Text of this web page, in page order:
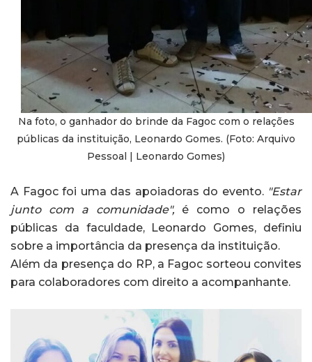
Na foto, o ganhador do brinde da Fagoc com o relações
públicas da instituição, Leonardo Gomes. (Foto: Arquivo
Pessoal | Leonardo Gomes)
A Fagoc foi uma das apoiadoras do evento. "Estar
junto com a comunidade", é como o relações
públicas da faculdade, Leonardo Gomes, definiu
sobre a importância da presença da instituição.
Além da presença do RP, a Fagoc sorteou convites
para colaboradores com direito a acompanhante.